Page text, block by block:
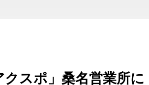
スポ」桑名営業所に